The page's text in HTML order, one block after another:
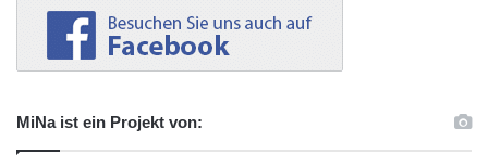
MiNa ist ein Projekt von: